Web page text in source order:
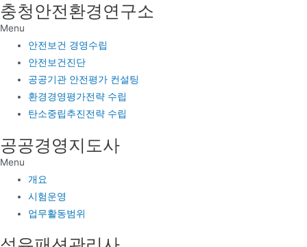
충청안전환경연구소
Menu
안전보건 경영수립
안전보건진단
공공기관 안전평가 컨설팅
환경경영평가전략 수립
탄소중립추진전략 수립
공공경영지도사
Menu
개요
시험운영
업무활동범위